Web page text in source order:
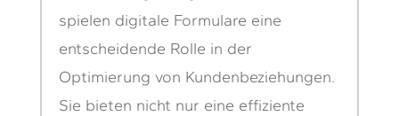
spielen digitale Formulare eine
entscheidende Rolle in der
Optimierung von Kundenbeziehungen.
Sie bieten nicht nur eine effiziente